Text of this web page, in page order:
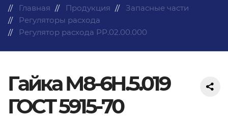
Главная Продукция
Запасные части
Регуляторы расхода
Регулятор расхода РР.02.00.000
Гайка М8-6Н.5.019
ГОСТ 5915-70